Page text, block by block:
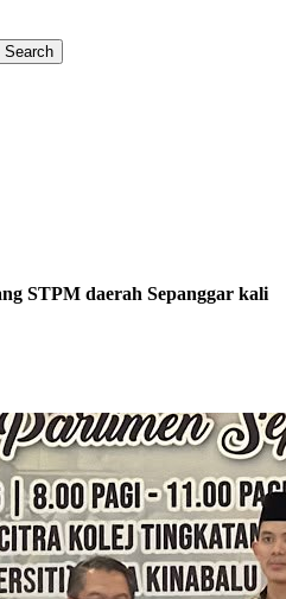
Search
STPM daerah Sepanggar kali